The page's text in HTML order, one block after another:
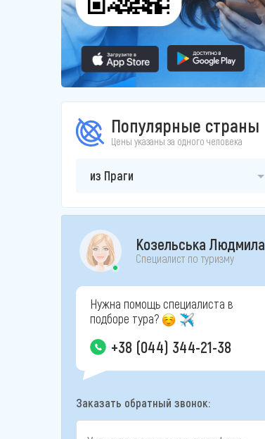
Популярные страны
Цены указаны за одного человека
из Праги
Козельська Людмила
Специалист по туризму
Нужна помощь специалиста в
подборе тура?
+38 (044) 344-21-38
Заказать обратный звонок: